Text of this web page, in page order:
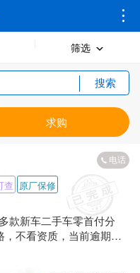
筛选
搜索
求购
电话
查 原厂保修
款新车二手车零首付分
不看资质，当前逾期，
证当天提车，随时可联
*****2731【微信同号】